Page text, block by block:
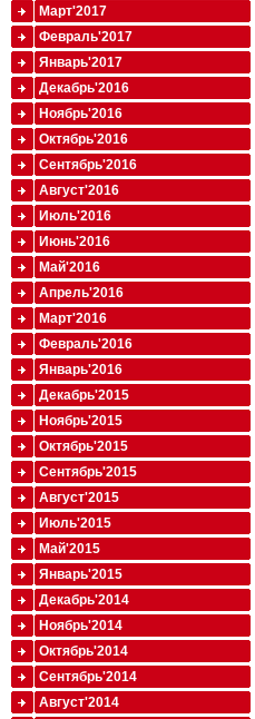
Март'2017
Февраль'2017
Январь'2017
Декабрь'2016
Ноябрь'2016
Октябрь'2016
Сентябрь'2016
Август'2016
Июль'2016
Июнь'2016
Май'2016
Апрель'2016
Март'2016
Февраль'2016
Январь'2016
Декабрь'2015
Ноябрь'2015
Октябрь'2015
Сентябрь'2015
Август'2015
Июль'2015
Май'2015
Январь'2015
Декабрь'2014
Ноябрь'2014
Октябрь'2014
Сентябрь'2014
Август'2014